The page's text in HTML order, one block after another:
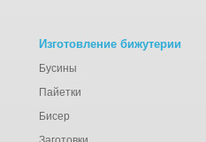
Изготовление бижутерии
Бусины
Пайетки
Бисер